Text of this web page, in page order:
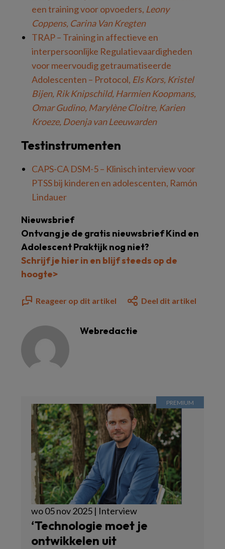
een training voor opvoeders, Leony
Coppens, Carina Van Kregten
TRAP – Training in affectieve en
interpersoonlijke Regulatievaardigheden
voor meervoudig getraumatiseerde
Adolescenten – Protocol, Els Kors, Kristel
Bijen, Rik Knipschild, Harmien Koopmans,
Omar Gudino, Marylène Cloitre, Karien
Kroeze, Doenja van Leeuwarden
Testinstrumenten
CAPS-CA DSM-5 – Klinisch interview voor
PTSS bij kinderen en adolescenten, Ramón
Lindauer
Nieuwsbrief
Ontvang je de gratis nieuwsbrief Kind en
Adolescent Praktijk nog niet?
Schrijf je hier in en blijf steeds op de
hoogte>
Reageer op dit artikel Deel dit artikel
Webredactie
wo 05 nov 2025 | Interview
‘Technologie moet je
ontwikkelen uit